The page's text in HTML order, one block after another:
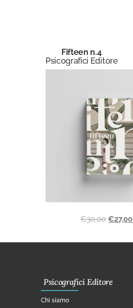
Fifteen n.4
Psicografici Editore
€30,00 €27,00
Psicografici Editore
Chi siamo